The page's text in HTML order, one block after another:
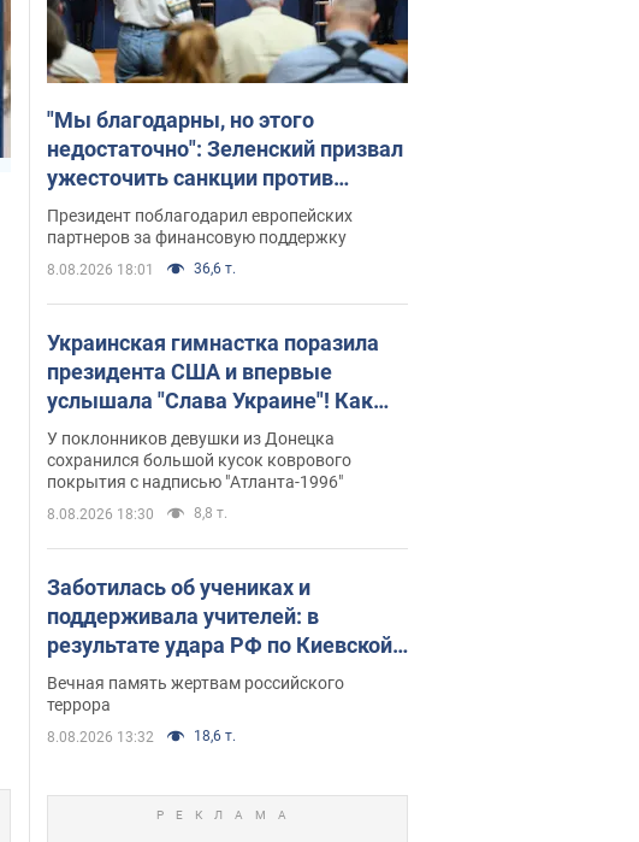
"Мы благодарны, но этого
недостаточно": Зеленский призвал
ужесточить санкции против
России
Президент поблагодарил европейских
партнеров за финансовую поддержку
8.08.2026 18:01 36,6 т.
Украинская гимнастка поразила
президента США и впервые
услышала "Слава Украине"! Как
сложилась судьба Подкопаевой,
которая 30 лет назад завоевала
"золото" Олимпиады
У поклонников девушки из Донецка
сохранился большой кусок коврового
покрытия с надписью "Атланта-1996"
8.08.2026 18:30 8,8 т.
Заботилась об учениках и
поддерживала учителей: в
результате удара РФ по Киевской
области погибли директор
киевского лицея, её муж и внук
Вечная память жертвам российского
террора
8.08.2026 13:32 18,6 т.